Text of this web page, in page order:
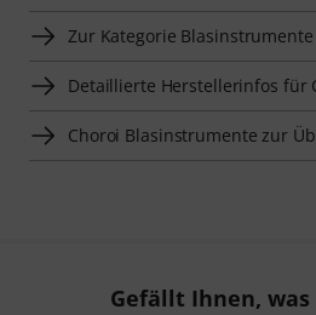
Zur Kategorie Blasinstrumente
Detaillierte Herstellerinfos für
Choroi Blasinstrumente zur
Gefällt Ihnen, was